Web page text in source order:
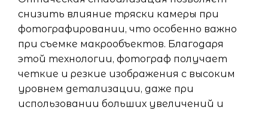
снизить влияние тряски камеры при
фотографировании, что особенно важно
при съемке макрообъектов. Благодаря
этой технологии, фотограф получает
четкие и резкие изображения с высоким
уровнем детализации, даже при
использовании больших увеличений и